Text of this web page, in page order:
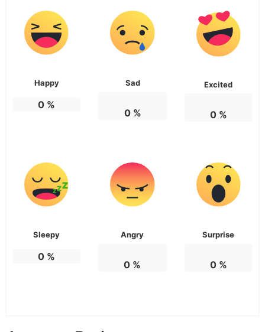
Happy
0 %
Sad
0%
Excited
0%
Sleepy
0 %
Angry
0 %
Surprise
0%